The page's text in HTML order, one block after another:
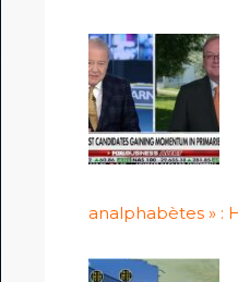
analphabètes » :